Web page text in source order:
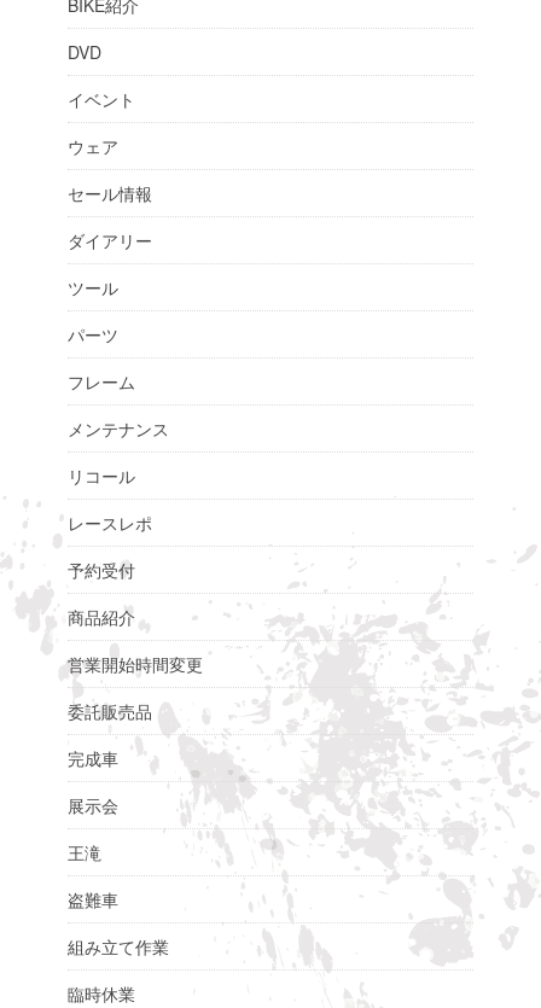
BIKE紹介
DVD
イベント
ウェア
セール情報
ダイアリー
ツール
パーツ
フレーム
メンテナンス
リコール
レースレポ
予約受付
商品紹介
営業開始時間変更
委託販売品
完成車
展示会
王滝
盗難車
組み立て作業
臨時休業